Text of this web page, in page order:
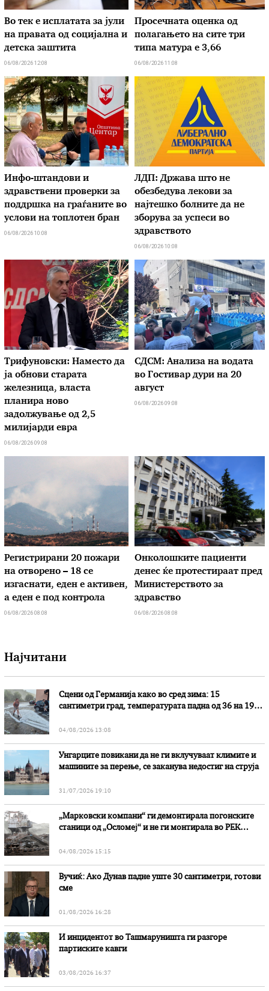
Во тек е исплатата за јули
на правата од социјална и
детска заштита
06/08/2026 12:08
Просечната оценка од
полагањето на сите три
типа матура е 3,66
06/08/2026 11:08
Инфо-штандови и
здравствени проверки за
поддршка на граѓаните во
услови на топлотен бран
06/08/2026 10:08
ЛДП: Држава што не
обезбедува лекови за
најтешко болните да не
зборува за успеси во
здравството
06/08/2026 10:08
Трифуновски: Наместо да
ја обнови старата
железница, власта
планира ново
задолжување од 2,5
милијарди евра
06/08/2026 09:08
СДСМ: Анализа на водата
во Гостивар дури на 20
август
06/08/2026 09:08
Регистрирани 20 пожари
на отворено – 18 се
изгаснати, еден е активен,
а еден е под контрола
06/08/2026 08:08
Онколошките пациенти
денес ќе протестираат пред
Министерството за
здравство
06/08/2026 08:08
Најчитани
Сцени од Германија како во сред зима: 15
сантиметри град, температурата падна од 36 на 19
04/08/2026 13:08
Унгарците повикани да не ги вклучуваат климите и
машините за перење, се заканува недостиг на струја
31/07/2026 19:10
„Марковски компани“ ги демонтирала погонските
станици од „Осломеј“ и не ги монтирала во РЕК
04/08/2026 15:15
Вучиќ: Ако Дунав падне уште 30 сантиметри, готови
сме
01/08/2026 16:28
И инцидентот во Ташмаруништa ги разгоре
партиските кавги
03/08/2026 16:37